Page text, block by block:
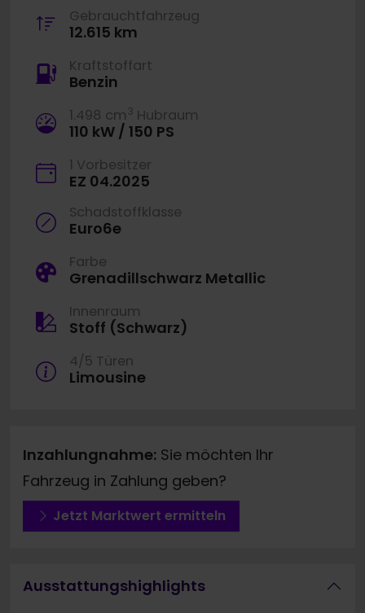
Gebrauchtfahrzeug
12.615 km
Kraftstoffart
Benzin
1.498 cm 3 Hubraum
110 kW / 150 PS
1 Vorbesitzer
EZ 04.2025
Schadstoffklasse
Euro6e
Farbe
Grenadillschwarz Metallic
Innenraum
Stoff (Schwarz)
4/5 Türen
Limousine
Inzahlungnahme: Sie möchten Ihr
Fahrzeug in Zahlung geben?
Jetzt Marktwert ermitteln
Ausstattungshighlights